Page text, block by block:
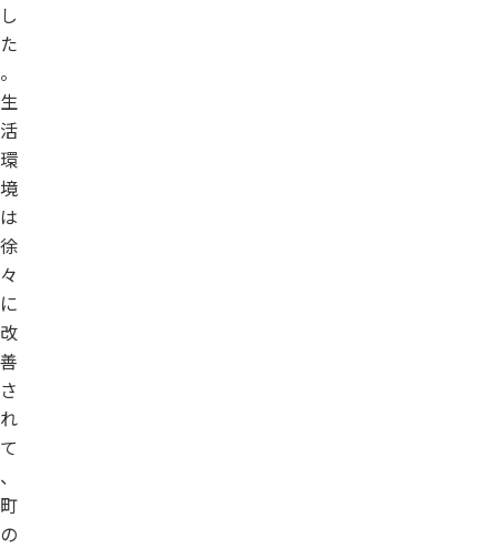
し
た
。
生
活
環
境
は
徐
々
に
改
善
さ
れ
て
、
町
の